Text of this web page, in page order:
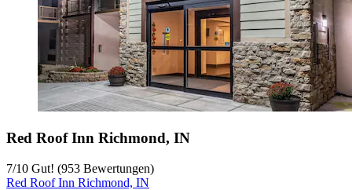
Red Roof Inn Richmond, IN
7/10 Gut! (953 Bewertungen)
Red Roof Inn Richmond, IN